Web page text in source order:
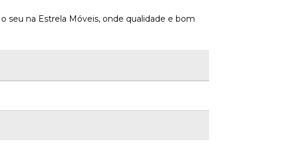
seu na Estrela Móveis, onde qualidade e bom